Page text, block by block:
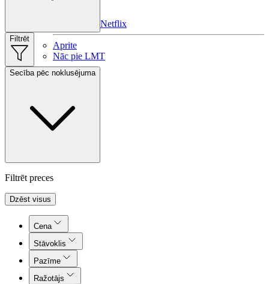
HBO Max | Netflix
Aprite
Nāc pie LMT
Filtrēt
Secība pēc noklusējuma
Filtrēt preces
Dzēst visus
Cena
Stāvoklis
Pazīme
Ražotājs